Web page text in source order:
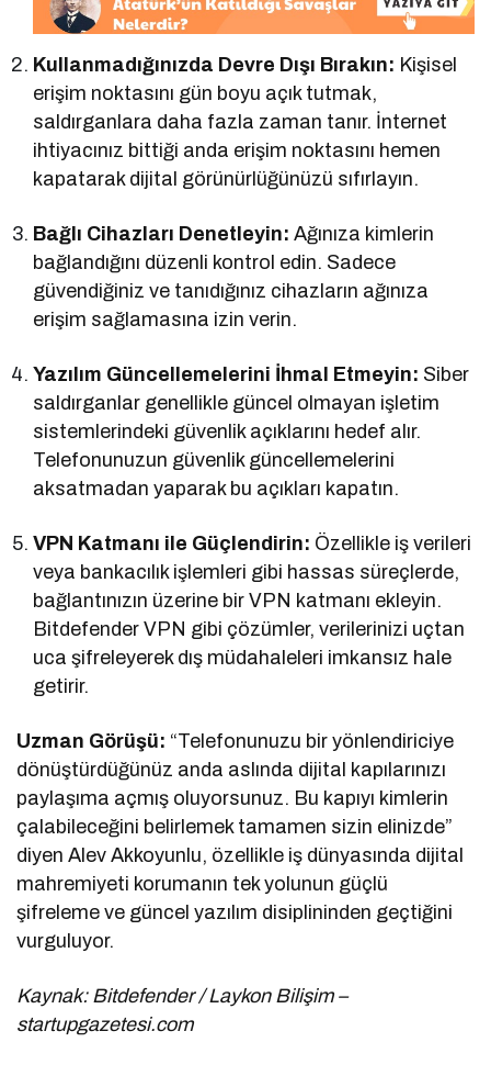
Kullanmadığınızda Devre Dışı Bırakın: Kişisel
erişim noktasını gün boyu açık tutmak,
saldırganlara daha fazla zaman tanır. İnternet
ihtiyacınız bittiği anda erişim noktasını hemen
kapatarak dijital görünürlüğünüzü sıfırlayın.
Bağlı Cihazları Denetleyin: Ağınıza kimlerin
bağlandığını düzenli kontrol edin. Sadece
güvendiğiniz ve tanıdığınız cihazların ağınıza
erişim sağlamasına izin verin.
Yazılım Güncellemelerini İhmal Etmeyin: Siber
saldırganlar genellikle güncel olmayan işletim
sistemlerindeki güvenlik açıklarını hedef alır.
Telefonunuzun güvenlik güncellemelerini
aksatmadan yaparak bu açıkları kapatın.
VPN Katmanı ile Güçlendirin: Özellikle iş verileri
veya bankacılık işlemleri gibi hassas süreçlerde,
bağlantınızın üzerine bir VPN katmanı ekleyin.
Bitdefender VPN gibi çözümler, verilerinizi uçtan
uca şifreleyerek dış müdahaleleri imkansız hale
getirir.
Uzman Görüşü: “Telefonunuzu bir yönlendiriciye
dönüştürdüğünüz anda aslında dijital kapılarınızı
paylaşıma açmış oluyorsunuz. Bu kapıyı kimlerin
çalabileceğini belirlemek tamamen sizin elinizde”
diyen Alev Akkoyunlu, özellikle iş dünyasında dijital
mahremiyeti korumanın tek yolunun güçlü
şifreleme ve güncel yazılım disiplininden geçtiğini
vurguluyor.
Kaynak: Bitdefender / Laykon Bilişim –
startupgazetesi.com